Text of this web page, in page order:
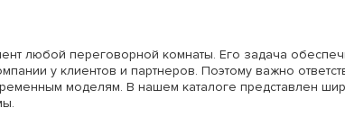
любой переговорной комнаты. Его задача
у клиентов и партнеров. Поэтому важно
моделям. В нашем каталоге представлен